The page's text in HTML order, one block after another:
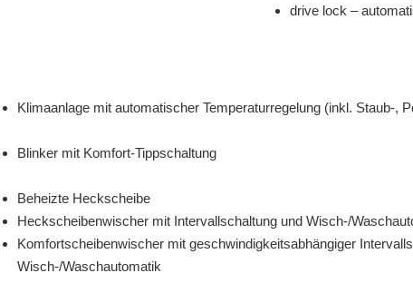
drive lock –
Klimaanlage mit automatischer Temperaturregelung (inkl. Staub-,
Blinker mit Komfort-Tippschaltung
Beheizte Heckscheibe
Heckscheibenwischer mit Intervallschaltung und Wisch-/
Komfortscheibenwischer mit geschwindigkeitsabhängiger
Wisch-/Waschautomatik